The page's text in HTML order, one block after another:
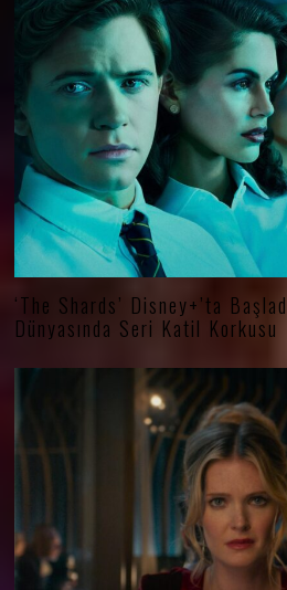
‘The Shards’ Disney+’ta
Dünyasında Seri Katil Korkusu